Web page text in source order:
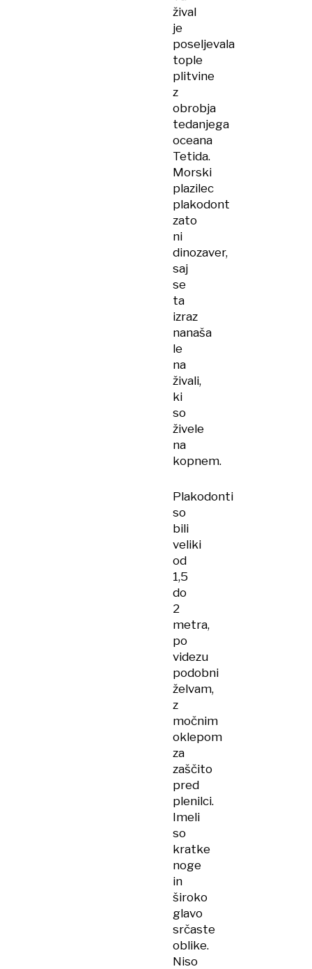
žival
je
poseljevala
tople
plitvine
z
obrobja
tedanjega
oceana
Tetida.
Morski
plazilec
plakodont
zato
ni
dinozaver,
saj
se
ta
izraz
nanaša
le
na
živali,
ki
so
živele
na
kopnem.
Plakodonti
so
bili
veliki
od
1,5
do
2
metra,
po
videzu
podobni
želvam,
z
močnim
oklepom
za
zaščito
pred
plenilci.
Imeli
so
kratke
noge
in
široko
glavo
srčaste
oblike.
Niso